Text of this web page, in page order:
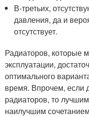
В-третьих,
давления, да и
отсутствует.
Радиаторов, которые
эксплуатации,
оптимального
время. Впрочем, если
радиаторов, то
наилучшим